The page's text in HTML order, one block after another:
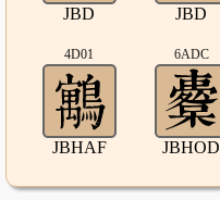
JBD JBD
4D01
JBHAF
6ADC
JBHOD